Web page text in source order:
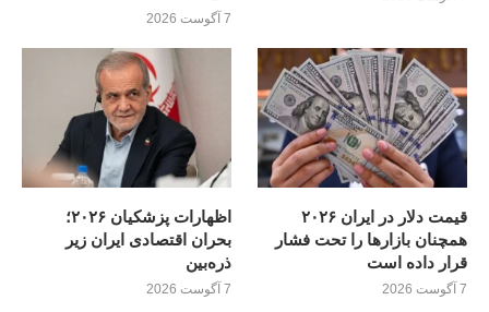
7 آگوست 2026
قیمت دلار در ایران ۲۰۲۶
همچنان بازارها را تحت فشار
قرار داده است
7 آگوست 2026
اظهارات پزشکیان ۲۰۲۶؛
بحران اقتصادی ایران زیر
ذره‌بین
7 آگوست 2026